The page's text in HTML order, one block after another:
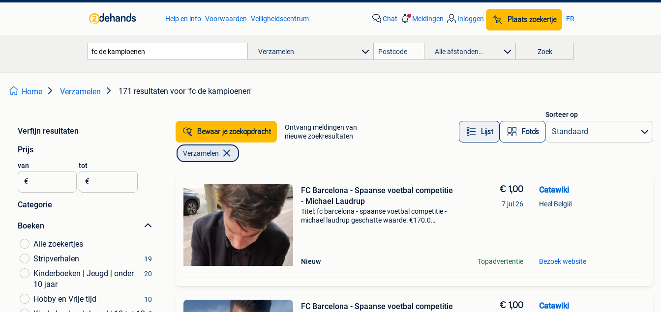
Help en info Voorwaarden Veiligheidscentrum Chat Meldingen Inloggen Plaats zoekertje FR
Verzamelen Alle afstanden… Zoek
Home Verzamelen 171 resultaten voor 'fc de kampioenen'
Verfijn resultaten
Prijs
van
€
tot
€
Categorie
Boeken
Alle zoekertjes
Stripverhalen
19
Kinderboeken | Jeugd | onder
10 jaar
20
Hobby en Vrije tijd 10
Bewaar je zoekopdracht
Ontvang meldingen van
nieuwe zoekresultaten
Lijst Foto’s
Sorteer op
Verzamelen
FC Barcelona - Spaanse voetbal competitie
- Michael Laudrup
Titel: fc barcelona - spaanse voetbal competitie -
michael laudrup geschatte waarde: €170.0
Nieuw
€ 1,00
7 jul 26
Topadvertentie
Catawiki
Heel België
Bezoek website
FC Barcelona - Spaanse voetbal competitie
€ 1,00 Catawiki